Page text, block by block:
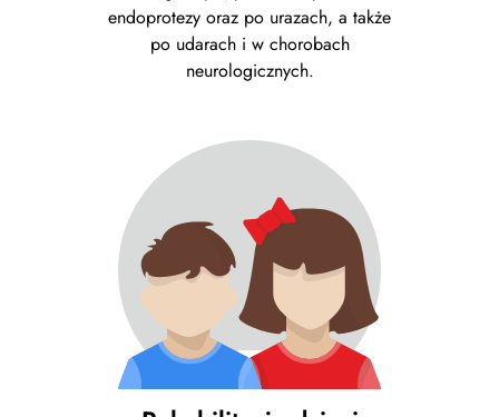
endoprotezy oraz po urazach, a także
po udarach i w chorobach
neurologicznych.